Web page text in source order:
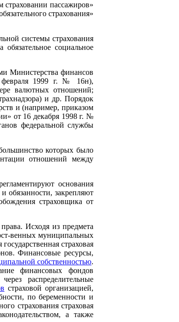
страховании пассажиров»
страхования»
системы страхования
социальное
Министерства финансов
февраля 1999 г. № 16н),
валютных отношений;
и др. Порядок
и (например, приказом
от 16 декабря 1998 г. №
федеральной службы
которых было
отношений между
основания
обязанности, закрепляют
страховщика от
Исходя из предмета
венных муниципальных
страховая
Финансовые ресурсы,
собственностью.
финансовых фондов
распределительные
страховой организацией,
по беременности и
страхования страховая
а также